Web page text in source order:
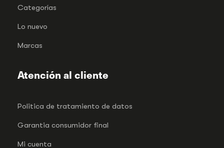
Categorías
Lo nuevo
Marcas
Atención al cliente
Politica de tratamiento de datos
Garantia consumidor final
Mi cuenta